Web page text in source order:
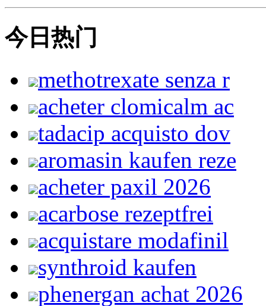
今日热门
methotrexate senza r
acheter clomicalm ac
tadacip acquisto dov
aromasin kaufen reze
acheter paxil 2026
acarbose rezeptfrei
acquistare modafinil
synthroid kaufen
phenergan achat 2026